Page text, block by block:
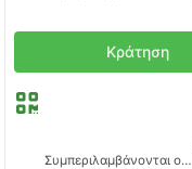
Κράτηση
Συμπεριλαμβάνονται οι φόροι